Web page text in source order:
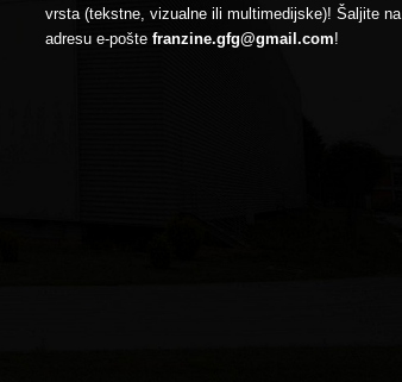
vrsta (tekstne, vizualne ili multimedijske)! Šaljite na
adresu e-pošte franzine.gfg@gmail.com!